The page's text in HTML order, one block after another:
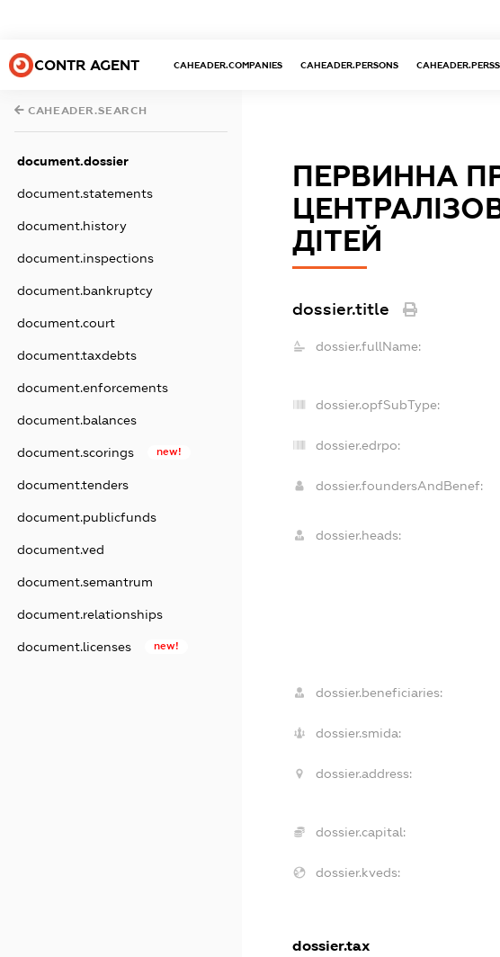
CONTR AGENT CAHEADER.COMPANIES CAHEADER.PERSONS
CAHEADER.SEARCH
document.dossier
document.statements
document.history
document.inspections
document.bankruptcy
document.court
document.taxdebts
document.enforcements
document.balances
document.scorings new!
document.tenders
document.publicfunds
document.ved
document.semantrum
document.relationships
document.licenses new!
ПЕРВИННА
ДІТЕЙ
dossier.title
dossier.fullName:
dossier.opfSubType:
dossier.edrpo:
dossier.foundersAndBenef:
dossier.heads:
dossier.beneficiaries:
dossier.smida:
dossier.address:
dossier.capital:
dossier.kveds:
dossier.tax